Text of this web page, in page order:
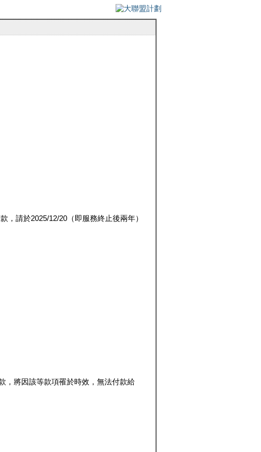
，請於2025/12/20（即服務終止後兩年）
，將因該等款項罹於時效，無法付款給